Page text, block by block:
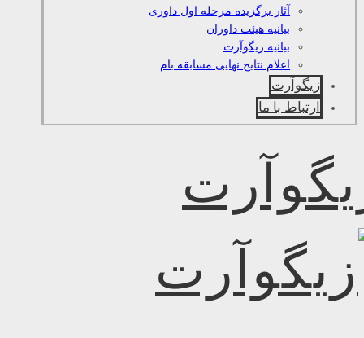
آثار برگزیده مرحله اول داوری
بیانیه هیئت داوران
بیانیه زیگوآرت
اعلام نتایج نهایی مسابقه بام
زیگوآرت
ارتباط با ما